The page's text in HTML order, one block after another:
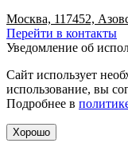
Москва, 117452,
Перейти в контакты
Уведомление об
Сайт использует
использование, вы
Подробнее в
Хорошо